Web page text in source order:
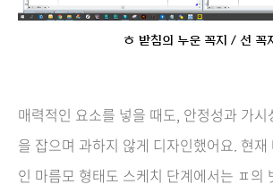
ㅎ 받침의 누운 꼭지 / 선 꼭
매력적인 요소를 넣을 때도, 안정성과 가시
을 잡으며 과하지 않게 디자인했어요. 현재
인 마름모 형태도 스케치 단계에서는 ㅍ의